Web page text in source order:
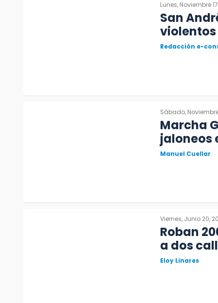
Lunes, Noviembre
San
violentos
Redacción e-
Sábado,
Marcha
jaloneos
Manuel Cuellar
Viernes, Junio 20,
Roban
a dos
Eloy Linares